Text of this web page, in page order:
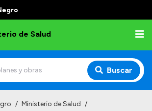
de Salud
Buscar
/ Ministerio de Salud /